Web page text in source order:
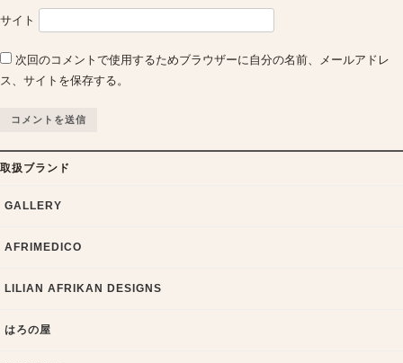
サイト
次回のコメントで使用するためブラウザーに自分の名前、メールアドレ
ス、サイトを保存する。
取扱ブランド
GALLERY
AFRIMEDICO
LILIAN AFRIKAN DESIGNS
はろの屋